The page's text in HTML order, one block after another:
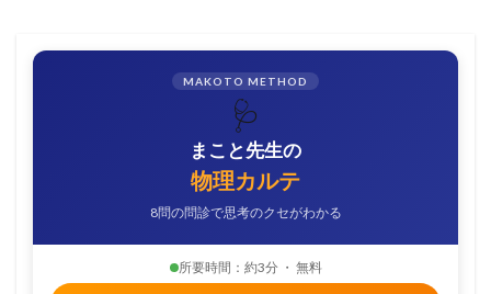
MAKOTO METHOD
🩺
まこと先生の
物理カルテ
8問の問診で思考のクセがわかる
所要時間：約3分 ・ 無料